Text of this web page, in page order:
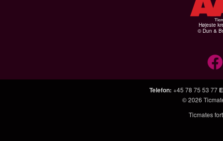
Højeste
© Dun &
Telefon: +45 78 75 53 77
© 2026
Ticmates